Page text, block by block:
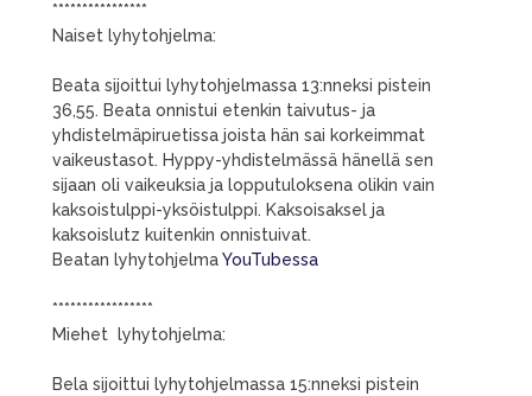
****************
Naiset lyhytohjelma:
Beata sijoittui lyhytohjelmassa 13:nneksi pistein
36,55. Beata onnistui etenkin taivutus- ja
yhdistelmäpiruetissa joista hän sai korkeimmat
vaikeustasot. Hyppy-yhdistelmässä hänellä sen
sijaan oli vaikeuksia ja lopputuloksena olikin vain
kaksoistulppi-yksöistulppi. Kaksoisaksel ja
kaksoislutz kuitenkin onnistuivat.
Beatan lyhytohjelmaYouTubessa
*****************
Miehet lyhytohjelma:
Bela sijoittui lyhytohjelmassa 15:nneksi pistein